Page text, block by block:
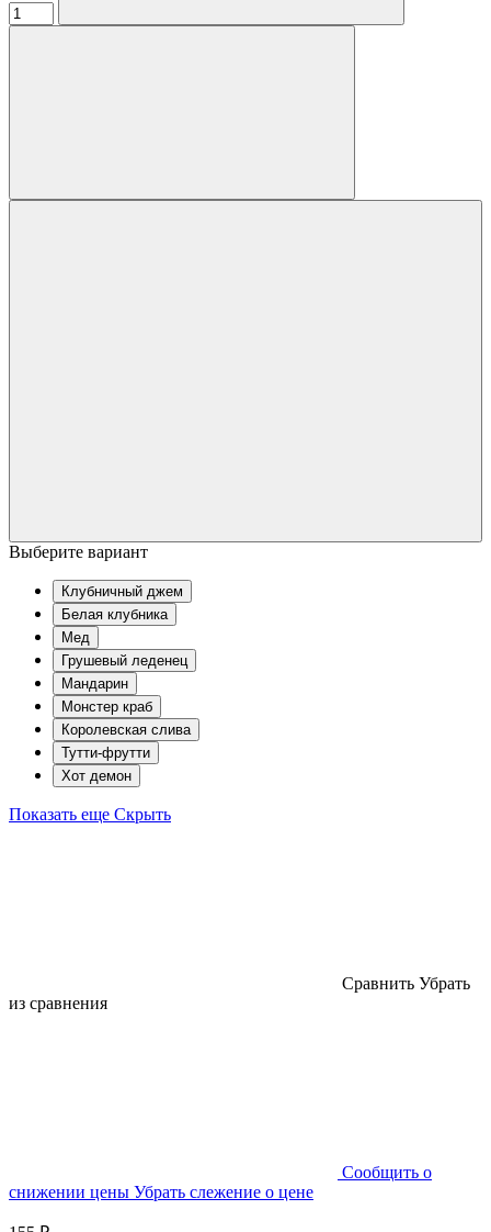
Выберите вариант
Клубничный джем
Белая клубника
Мед
Грушевый леденец
Мандарин
Монстер краб
Королевская слива
Тутти-фрутти
Хот демон
Показать еще Скрыть
Cравнить Убрать
из сравнения
Cообщить о
снижении цены Убрать слежение о цене